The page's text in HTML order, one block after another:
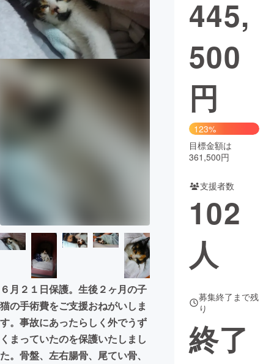
テクノロジー・ガジェット ゲーム・サ
映像・映画
ビジネス・起業
CAMPFIRE for Social Good CAMPFIRE Creation
コミュニティ
６月２１日保護。生後２ヶ月の子
猫の手術費をご支援おねがいしま
す。事故にあったらしく外でうず
くまっていたのを保護いたしまし
た。骨盤、左右腸骨、尾てい骨、
445,
500
円
123%
目標金額は
361,500円
支援者数
102
人
募集終了まで残
り
終了